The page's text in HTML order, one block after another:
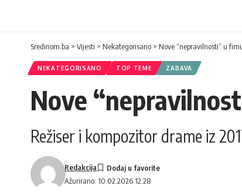
Sredinom.ba > Vijesti > Nekategorisano > Nove “nepravilnosti” u
NEKATEGORISANO TOP TEME ZABAVA
Nove
Režiser i kompozitor drame iz
Ažurirano: 10.02.2026 12:28
Redakcija